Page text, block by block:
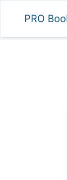
PRO